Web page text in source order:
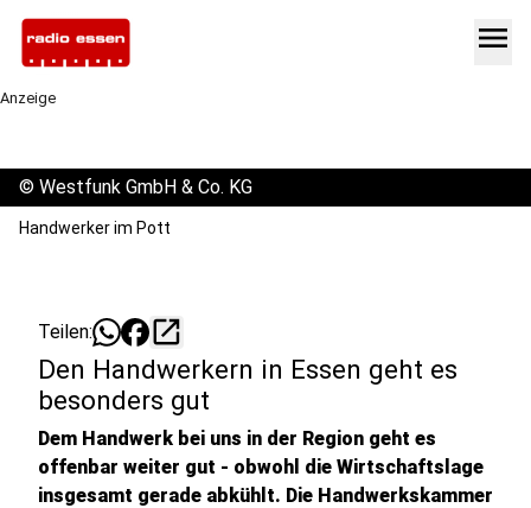
menu
Anzeige
© Westfunk GmbH & Co. KG
Handwerker im Pott
Teilen: open_in_new
Den Handwerkern in Essen geht es
besonders gut
Dem Handwerk bei uns in der Region geht es
offenbar weiter gut - obwohl die Wirtschaftslage
insgesamt gerade abkühlt. Die Handwerkskammer